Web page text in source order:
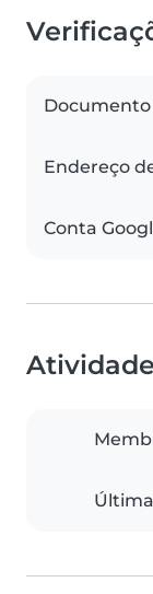
Endereço
Conta
Atividade